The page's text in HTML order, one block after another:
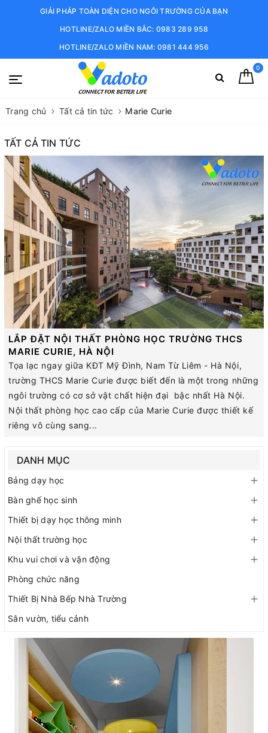
GIẢI PHÁP TOÀN DIỆN CHO NGÔI TRƯỜNG CỦA BẠN
HOTLINE/ZALO MIỀN BẮC: 0983 289 958
HOTLINE/ZALO MIỀN NAM: 0981 444 956
0
Trang chủ Tất cả tin tức Marie Curie
TẤT CẢ TIN TỨC
LẮP ĐẶT NỘI THẤT PHÒNG HỌC TRƯỜNG THCS
MARIE CURIE, HÀ NỘI
Tọa lạc ngay giữa KĐT Mỹ Đình, Nam Từ Liêm - Hà Nội,
trường THCS Marie Curie được biết đến là một trong những
ngôi trường có cơ sở vật chất hiện đại bậc nhất Hà Nội.
Nội thất phòng học cao cấp của Marie Curie được thiết kế
riêng vô cùng sang...
DANH MỤC
Bảng dạy học
Bàn ghế học sinh
Thiết bị dạy học thông minh
Nội thất trường học
Khu vui chơi và vận động
Phòng chức năng
Thiết Bị Nhà Bếp Nhà Trường
Sân vườn, tiểu cảnh